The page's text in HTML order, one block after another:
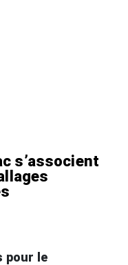
s’associent
pour le